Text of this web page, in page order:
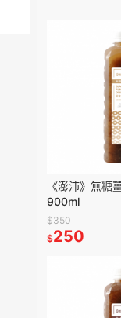
《澎沛》無糖
900ml
$350
$250